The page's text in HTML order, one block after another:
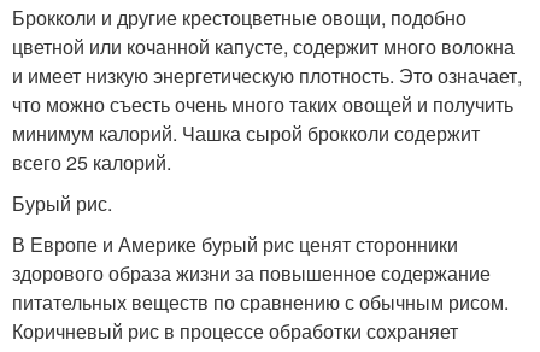
Брокколи и другие крестоцветные овощи, подобно
цветной или кочанной капусте, содержит много волокна
и имеет низкую энергетическую плотность. Это означает,
что можно съесть очень много таких овощей и получить
минимум калорий. Чашка сырой брокколи содержит
всего 25 калорий.
Бурый рис.
В Европе и Америке бурый рис ценят сторонники
здорового образа жизни за повышенное содержание
питательных веществ по сравнению с обычным рисом.
Коричневый рис в процессе обработки сохраняет